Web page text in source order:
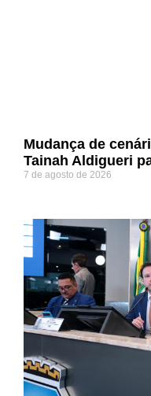
Mudança de
Tainah Aldigueri
7 de agosto de 2026